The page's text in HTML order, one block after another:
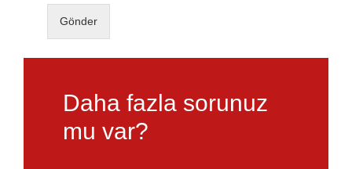
Gönder
Daha fazla sorunuz
mu var?